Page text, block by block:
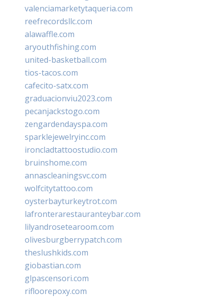
valenciamarketytaqueria.com
reefrecordsllc.com
alawaffle.com
aryouthfishing.com
united-basketball.com
tios-tacos.com
cafecito-satx.com
graduacionviu2023.com
pecanjackstogo.com
zengardendayspa.com
sparklejewelryinc.com
ironcladtattoostudio.com
bruinshome.com
annascleaningsvc.com
wolfcitytattoo.com
oysterbayturkeytrot.com
lafronterarestauranteybar.com
lilyandrosetearoom.com
olivesburgberrypatch.com
theslushkids.com
giobastian.com
glpascensori.com
rifloorepoxy.com